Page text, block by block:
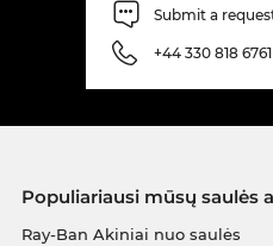
Submit a
+44 330 818 6761
Populiariausi mūsų saulės
Ray-Ban Akiniai nuo saulės